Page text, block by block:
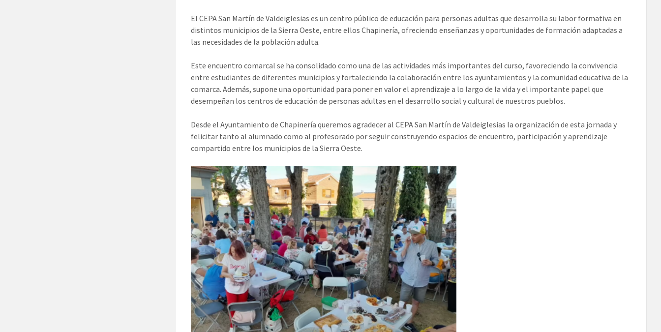
El CEPA San Martín de Valdeiglesias es un centro público de educación para personas adultas que desarrolla su labor formativa en
distintos municipios de la Sierra Oeste, entre ellos Chapinería, ofreciendo enseñanzas y oportunidades de formación adaptadas a
las necesidades de la población adulta.
Este encuentro comarcal se ha consolidado como una de las actividades más importantes del curso, favoreciendo la convivencia
entre estudiantes de diferentes municipios y fortaleciendo la colaboración entre los ayuntamientos y la comunidad educativa de la
comarca. Además, supone una oportunidad para poner en valor el aprendizaje a lo largo de la vida y el importante papel que
desempeñan los centros de educación de personas adultas en el desarrollo social y cultural de nuestros pueblos.
Desde el Ayuntamiento de Chapinería queremos agradecer al CEPA San Martín de Valdeiglesias la organización de esta jornada y
felicitar tanto al alumnado como al profesorado por seguir construyendo espacios de encuentro, participación y aprendizaje
compartido entre los municipios de la Sierra Oeste.